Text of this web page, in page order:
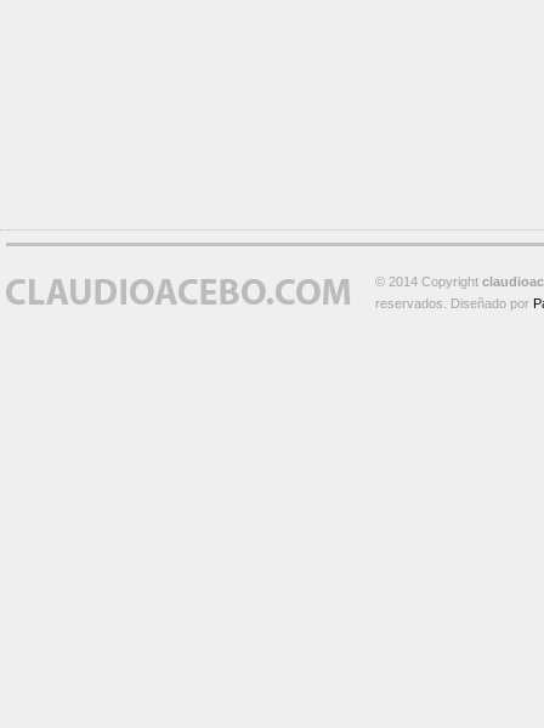
© 2014 Copyright
reservados. Diseñado por